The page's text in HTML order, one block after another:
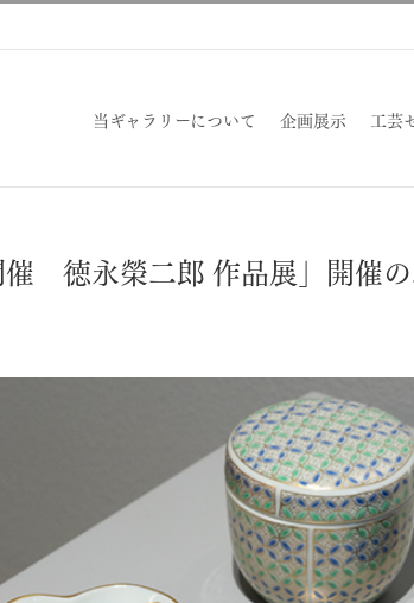
当ギャラリーについて 企画展示 工芸
徳永榮二郎 作品展」開催の